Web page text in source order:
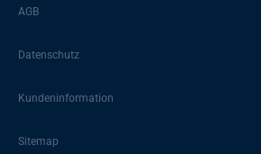
AGB
Datenschutz
Kundeninformation
Sitemap